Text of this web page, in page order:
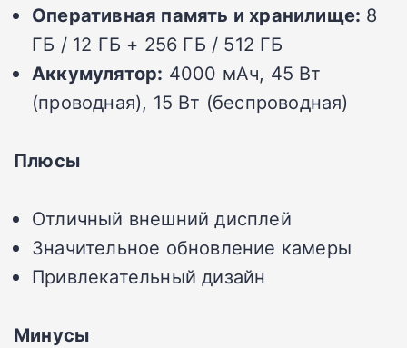
Оперативная память и хранилище: 8
ГБ / 12 ГБ + 256 ГБ / 512 ГБ
Аккумулятор: 4000 мАч, 45 Вт
(проводная), 15 Вт (беспроводная)
Плюсы
Отличный внешний дисплей
Значительное обновление камеры
Привлекательный дизайн
Минусы